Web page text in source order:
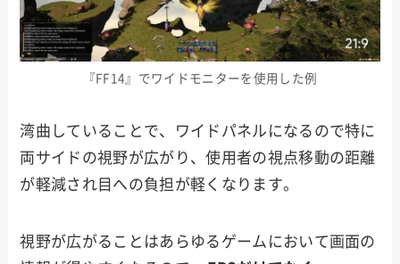
『FF14』でワイドモニターを使用した例
湾曲していることで、ワイドパネルになるので特に
両サイドの視野が広がり、使用者の視点移動の距離
が軽減され目への負担が軽くなります。
視野が広がることはあらゆるゲームにおいて画面の